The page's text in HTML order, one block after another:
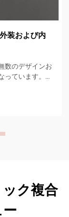
装および内
数のデザインお
っています。高
供しています。
ク複合